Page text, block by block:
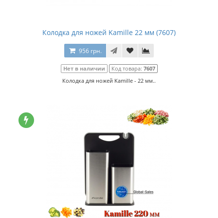
Колодка для ножей Kamille 22 мм (7607)
956 грн.
Нет в наличии Код товара: 7607
Колодка для ножей Kamille - 22 мм..